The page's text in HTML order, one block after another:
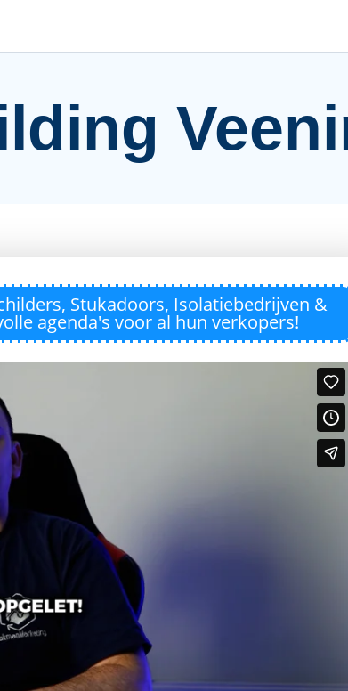
Stukadoors, Isolatiebedrijven &
agenda's voor al hun verkopers!